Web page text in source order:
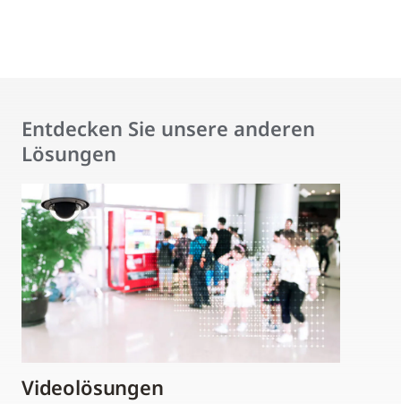
Entdecken Sie unsere anderen
Lösungen
Videolösungen